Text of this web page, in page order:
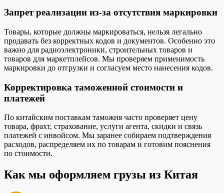
Запрет реализации из-за отсутствия маркировки
Товары, которые должны маркироваться, нельзя легально
продавать без корректных кодов и документов. Особенно это
важно для радиоэлектроники, строительных товаров и
товаров для маркетплейсов. Мы проверяем применимость
маркировки до отгрузки и согласуем место нанесения кодов.
Корректировка таможенной стоимости и
платежей
По китайским поставкам таможня часто проверяет цену
товара, фрахт, страхование, услуги агента, скидки и связь
платежей с инвойсом. Мы заранее собираем подтверждения
расходов, распределяем их по товарам и готовим пояснения
по стоимости.
Как мы оформляем грузы из Китая